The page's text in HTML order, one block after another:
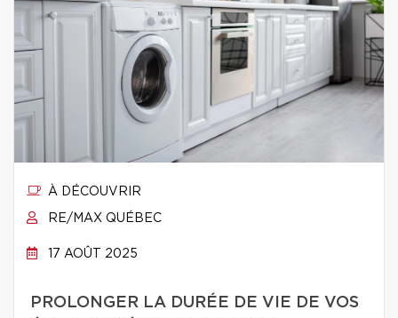
À DÉCOUVRIR
RE/MAX QUÉBEC
17 AOÛT 2025
PROLONGER LA DURÉE DE VIE DE VOS